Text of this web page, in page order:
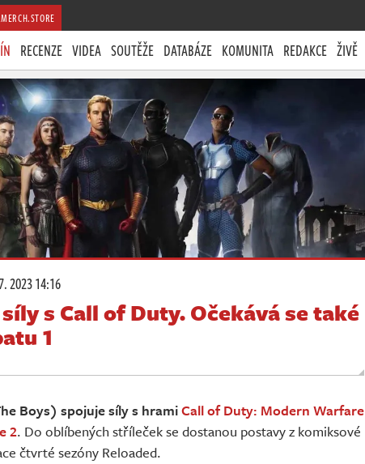
RECENZE VIDEA SOUTĚŽE DATABÁZE KOMUNITA REDAKCE ŽIVĚ
2023 14:16
s Call of Duty. Očekává se také
1
Boys) spojuje síly s hramiCall of Duty: Modern Warfare
2. Do oblíbených stříleček se dostanou postavy z komiksové
čtvrté sezóny Reloaded.